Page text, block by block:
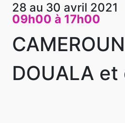
28 au 30 avril 2021
09h00 à 17h00
CAMEROUN
DOUALA